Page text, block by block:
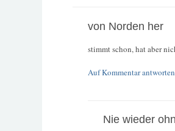
von Norden her
stimmt schon, hat aber
Auf Kommentar antworten
Nie wieder